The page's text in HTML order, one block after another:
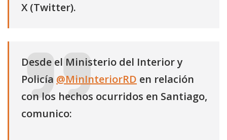
X (Twitter).
Desde el Ministerio del Interior y
Policía @MinInteriorRD en relación
con los hechos ocurridos en Santiago,
comunico: